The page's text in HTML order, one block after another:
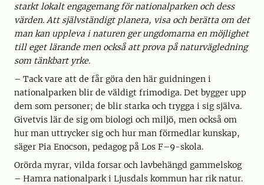
starkt lokalt engagemang för nationalparken och dess
värden. Att självständigt planera, visa och berätta om det
man kan uppleva i naturen ger ungdomarna en möjlighet
till eget lärande men också att prova på naturvägledning
som tänkbart yrke.
– Tack vare att de får göra den här guidningen i
nationalparken blir de väldigt frimodiga. Det bygger upp
dem som personer; de blir starka och trygga i sig själva.
Givetvis lär de sig om biologi och miljö, men också om
hur man uttrycker sig och hur man förmedlar kunskap,
säger Pia Enocson, pedagog på Los F–9-skola.
Orörda myrar, vilda forsar och lavbehängd gammelskog
– Hamra nationalpark i Ljusdals kommun har rik natur.